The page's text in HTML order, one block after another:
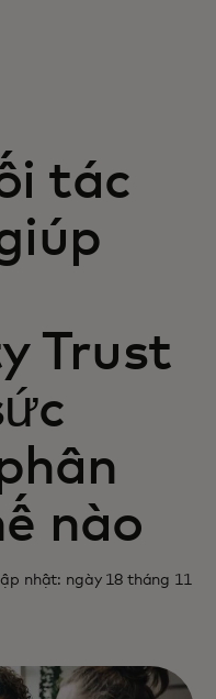
tác
Trust
nào
nhật: ngày 18 tháng 11